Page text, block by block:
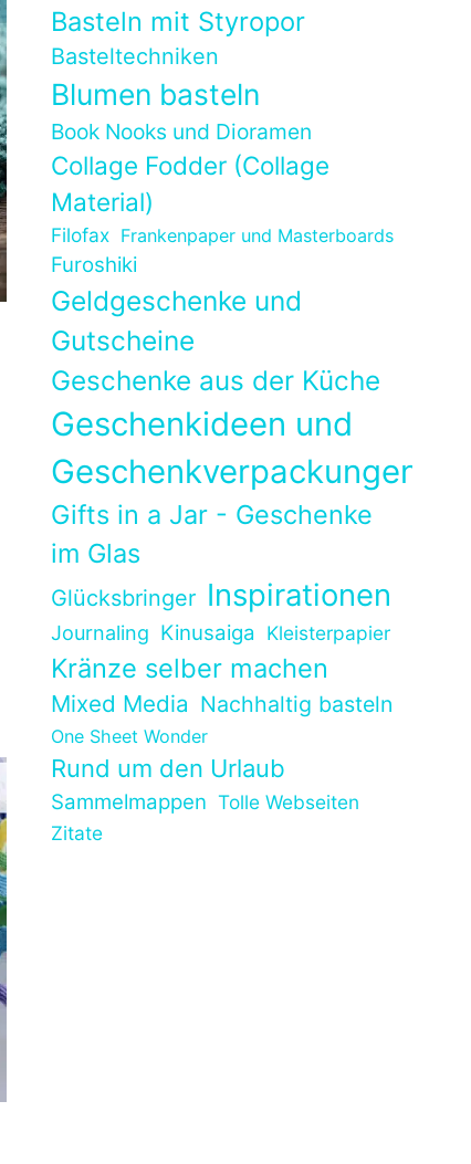
Basteln mit Styropor
Basteltechniken
Blumen basteln
Book Nooks und Dioramen
Collage Fodder (Collage
Material)
Filofax Frankenpaper und Masterboards
Furoshiki
Geldgeschenke und
Gutscheine
Geschenke aus der Küche
Geschenkideen und
Geschenkverpackungen
Gifts in a Jar - Geschenke
im Glas
Glücksbringer Inspirationen
Journaling Kinusaiga Kleisterpapier
Kränze selber machen
Mixed Media Nachhaltig basteln
One Sheet Wonder
Rund um den Urlaub
Sammelmappen Tolle Webseiten
Zitate